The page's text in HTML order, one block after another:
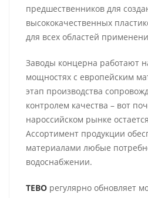
предшественников для
высококачественных
для всех областей
Заводы концерна работают
мощностях с европейским
этап производства
контролем качества – вот
нароссийском рынке
Ассортимент продукции
материалами любые
водоснабжении.
TEBO регулярно обновляет